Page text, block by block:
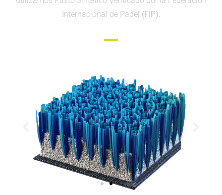
Internacional de Padel (FIP).